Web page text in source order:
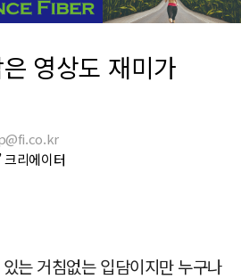
영상도 재미가
크리에이터
는 거침없는 입담이지만 누구나